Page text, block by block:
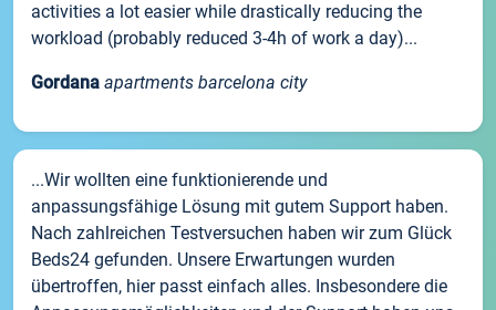
activities a lot easier while drastically reducing the
workload (probably reduced 3-4h of work a day)...
Gordana apartments barcelona city
...Wir wollten eine funktionierende und
anpassungsfähige Lösung mit gutem Support haben.
Nach zahlreichen Testversuchen haben wir zum Glück
Beds24 gefunden. Unsere Erwartungen wurden
übertroffen, hier passt einfach alles. Insbesondere die